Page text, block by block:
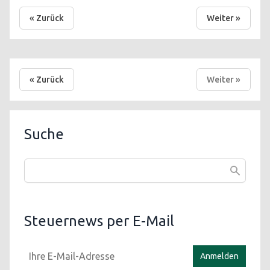
« Zurück Weiter »
« Zurück Weiter »
Suche
Steuernews per E-Mail
Anmelden